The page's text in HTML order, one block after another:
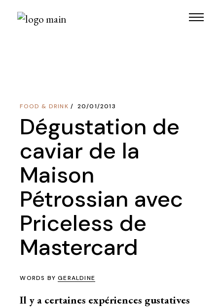
FOOD & DRINK 20/01/2013
Dégustation de
caviar de la
Maison
Pétrossian avec
Priceless de
Mastercard
WORDS BYGERALDINE
Il y a certaines expériences gustatives